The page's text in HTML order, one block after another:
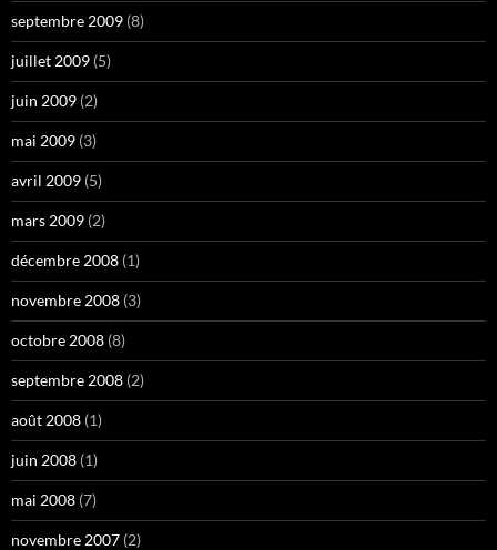
septembre 2009 (8)
juillet 2009 (5)
juin 2009 (2)
mai 2009 (3)
avril 2009 (5)
mars 2009 (2)
décembre 2008 (1)
novembre 2008 (3)
octobre 2008 (8)
septembre 2008 (2)
août 2008 (1)
juin 2008 (1)
mai 2008 (7)
novembre 2007 (2)